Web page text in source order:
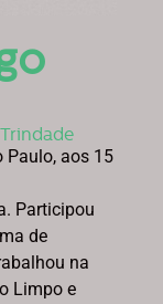
Paulo, aos 15
Participou
de
na
Limpo e